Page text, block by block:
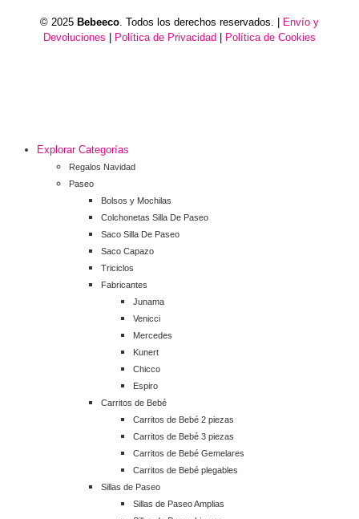
© 2025 Bebeeco. Todos los derechos reservados. |
Envío y
Devoluciones
Política de Privacidad Política de Cookies
Explorar Categorías
Regalos Navidad
Paseo
Bolsos y Mochilas
Colchonetas Silla De Paseo
Saco Silla De Paseo
Saco Capazo
Triciclos
Fabricantes
Junama
Venicci
Mercedes
Kunert
Chicco
Espiro
Carritos de Bebé
Carritos de Bebé 2 piezas
Carritos de Bebé 3 piezas
Carritos de Bebé Gemelares
Carritos de Bebé plegables
Sillas de Paseo
Sillas de Paseo Amplias